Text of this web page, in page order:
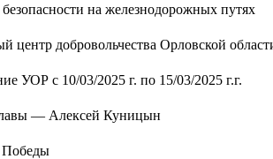
на железнодорожных путях
центр добровольчества Орловской
УОР с 10/03/2025 г. по 15/03/2025 г.г.
— Алексей Куницын
Победы